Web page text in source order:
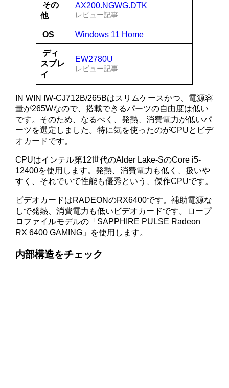
その
他
AX200.NGWG.DTK
レビュー記事
OS Windows 11 Home
ディ
スプレ
イ
EW2780U
レビュー記事
IN WIN IW-CJ712B/265Bはスリムケースかつ、電源容
量が265Wなので、搭載できるパーツの自由度は低い
です。そのため、なるべく、発熱、消費電力が低いパ
ーツを選定しました。特に気を使ったのがCPUとビデ
オカードです。
CPUはインテル第12世代のAlder Lake-SのCore i5-
12400を使用します。発熱、消費電力も低く、扱いや
すく、それでいて性能も優秀という、傑作CPUです。
ビデオカードはRADEONのRX6400です。補助電源な
しで発熱、消費電力も低いビデオカードです。ロープ
ロファイルモデルの「SAPPHIRE PULSE Radeon
RX 6400 GAMING」を使用します。
内部構造をチェック